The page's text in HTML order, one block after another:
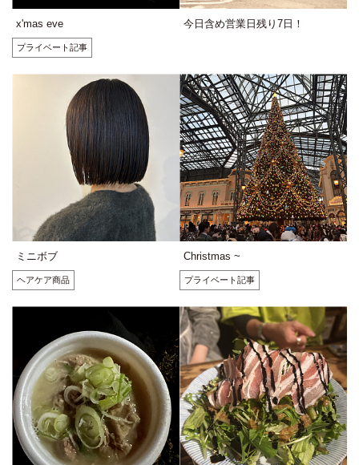
x'mas eve
プライベート記事
今日含め営業日残り7日！
ミニボブ
ヘアケア商品
Christmas ~
プライベート記事